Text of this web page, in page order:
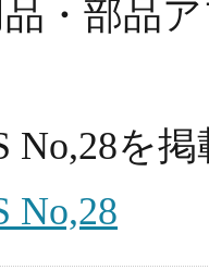
品・部品
No,28を
No,28